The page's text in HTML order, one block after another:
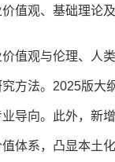
值观、基础理论
值观与伦理、人
方法。2025版
导向。此外，新
体系，凸显本土化